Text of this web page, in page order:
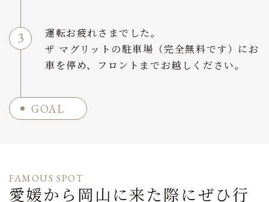
運転お疲れさまでした。
ザ マグリットの駐車場（完全無料です）にお
車を停め、フロントまでお越しください。
GOAL
FAMOUS SPOT
愛媛から岡山に来た際にぜひ行